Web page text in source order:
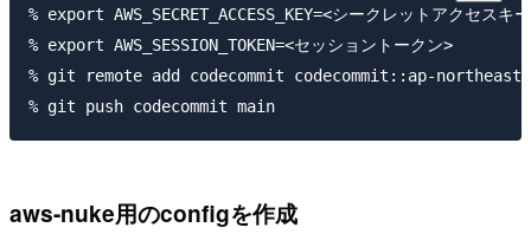
% export AWS_SECRET_ACCESS_KEY=<シークレットアクセスキ
% export AWS_SESSION_TOKEN=<セッショントークン>
% git remote add codecommit codecommit::ap-
aws-nuke用のconfigを作成